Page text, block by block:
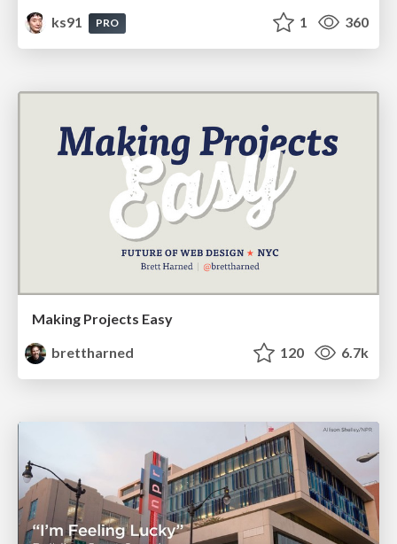
ks91
PRO 1 360
Making Projects Easy
brettharned
120 6.7k